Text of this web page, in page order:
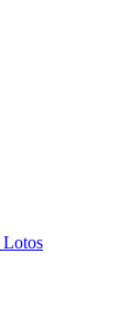
Lotos